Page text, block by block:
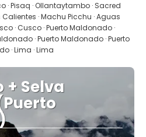
· Pisaq · Ollantaytambo · Sacred
· Machu Picchu · Aguas
· Cusco · Puerto Maldonado ·
· Puerto Maldonado · Puerto
· Lima · Lima
+ Selva